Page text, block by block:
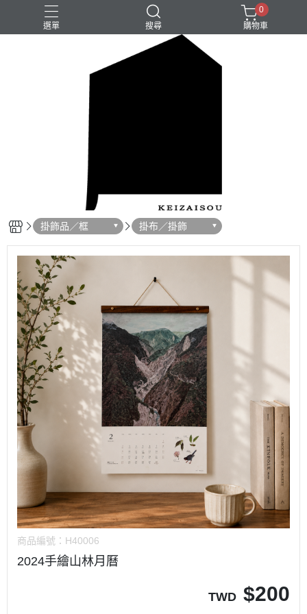
選單 搜尋
0
購物車
掛飾品／框 掛布／掛飾
商品編號： H40006
2024手繪山林月曆
TWD $200